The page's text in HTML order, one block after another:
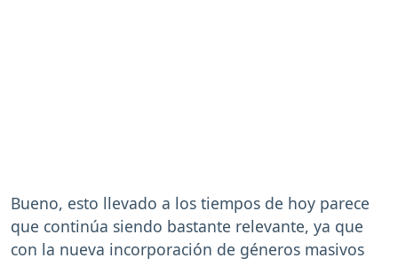
Bueno, esto llevado a los tiempos de hoy parece
que continúa siendo bastante relevante, ya que
con la nueva incorporación de géneros masivos